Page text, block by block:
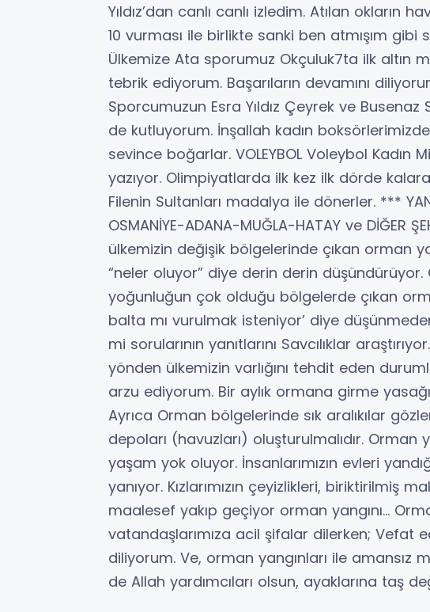
Yıldız’dan canlı canlı izledim. Atılan okların
10 vurması ile birlikte sanki ben atmışım gibi
Ülkemize Ata sporumuz Okçuluk7ta ilk altın
tebrik ediyorum. Başarıların devamını
Sporcumuzun Esra Yıldız Çeyrek ve
de kutluyorum. İnşallah kadın
sevince boğarlar. VOLEYBOL Voleybol Kadın
yazıyor. Olimpiyatlarda ilk kez ilk dörde
Filenin Sultanları madalya ile dönerler. ***
OSMANİYE-ADANA-MUĞLA-HATAY ve DİĞER
ülkemizin değişik bölgelerinde çıkan orman
“neler oluyor” diye derin derin düşündürüyor.
yoğunluğun çok olduğu bölgelerde çıkan
balta mı vurulmak isteniyor’ diye
mi sorularının yanıtlarını Savcılıklar
yönden ülkemizin varlığını tehdit eden
arzu ediyorum. Bir aylık ormana girme
Ayrıca Orman bölgelerinde sık aralıkılar
depoları (havuzları) oluşturulmalıdır. Orman
yaşam yok oluyor. İnsanlarımızın evleri
yanıyor. Kızlarımızın çeyizlikleri, biriktirilmiş
maalesef yakıp geçiyor orman yangını…
vatandaşlarımıza acil şifalar dilerken; Vefat
diliyorum. Ve, orman yangınları ile amansız
de Allah yardımcıları olsun, ayaklarına taş